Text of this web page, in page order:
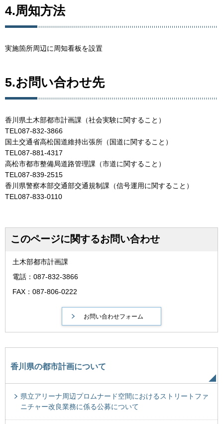
4.周知方法
実施箇所周辺に周知看板を設置
5.お問い合わせ先
香川県土木部都市計画課（社会実験に関すること）
TEL087-832-3866
国土交通省高松国道維持出張所（国道に関すること）
TEL087-881-4317
高松市都市整備局道路管理課（市道に関すること）
TEL087-839-2515
香川県警察本部交通部交通規制課（信号運用に関すること）
TEL087-833-0110
このページに関するお問い合わせ
土木部都市計画課
電話：087-832-3866
FAX：087-806-0222
香川県の都市計画について
県立アリーナ周辺プロムナード空間におけるストリートファ
ニチャー改良業務に係る公募について